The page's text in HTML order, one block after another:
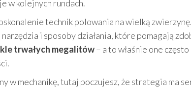
w kolejnych rundach.
technik polowania na wielką zwierzynę.
i sposoby działania, które pomagają
trwałych megalitów– a to właśnie one
w mechanikę, tutaj poczujesz, że strategia ma